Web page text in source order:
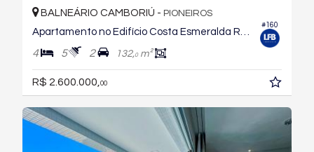
#160
BALNEÁRIO CAMBORIÚ - PIONEIROS
4 5 2 132,0m²
R$ 2.600.000, 00